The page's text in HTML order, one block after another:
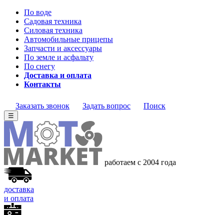
По воде
Садовая техника
Силовая техника
Автомобильные прицепы
Запчасти и аксессуары
По земле и асфальту
По снегу
Доставка и оплата
Контакты
Заказать звонок Задать вопрос Поиск
☰
работаем с 2004 года
доставка
и оплата